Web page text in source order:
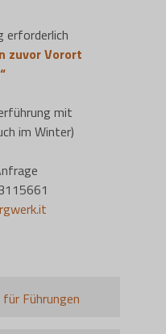
erforderlich
zuvor Vorort
mit
im Winter)
Führungen